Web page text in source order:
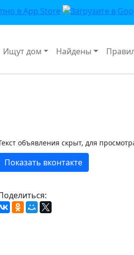
Ищут дом Найдены
объявления скрыт, для
Показать вконтакте